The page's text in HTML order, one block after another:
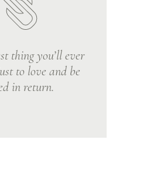
thing you’ll ever
to love and be
in return.